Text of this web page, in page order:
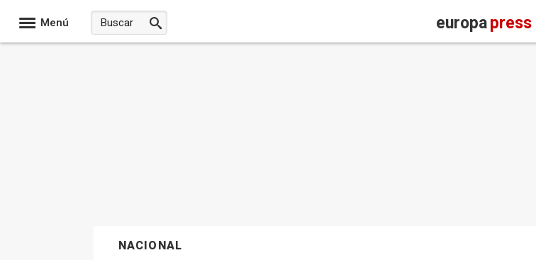
Menú europapress
NACIONAL